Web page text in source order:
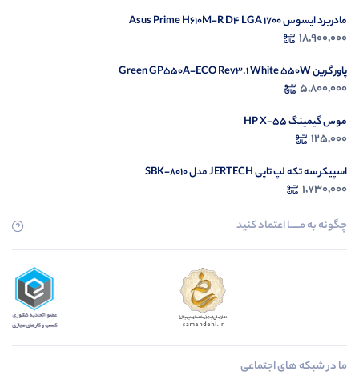
مادربرد ایسوس Asus Prime H610M-R D4 LGA 1700
18,900,000
پاور گرین Green GP550A-ECO Rev3.1 White 550W
5,800,000
موس گیمینگ HP X-55
125,000
اسپیکر سه تکه لپ تاپی JERTECH مدل SBK-8010
1,730,000
چگونه به مــــــا اعتماد کنید
ما در شبکه های اجتماعی